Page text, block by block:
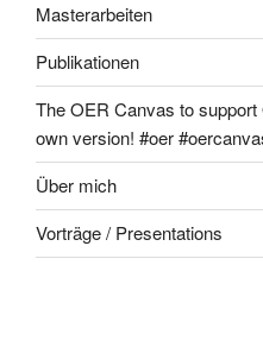
Masterarbeiten
Publikationen
The OER Canvas to
own version! #oer
Über mich
Vorträge / Presentations